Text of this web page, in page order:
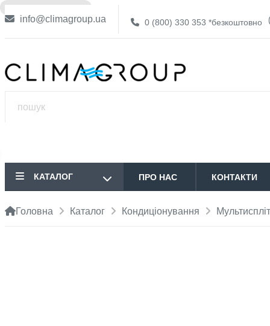
info@climagroup.ua 0 (800) 330 353 *безкоштовно
КАТАЛОГ ПРО НАС КОНТАКТИ
Головна Каталог Кондиціонування
❌ НЕМА В НАЯВНОСТІ